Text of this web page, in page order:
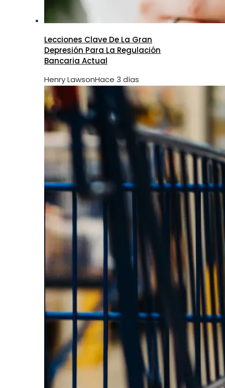
Lecciones Clave De La Gran
Depresión Para La Regulación
Bancaria Actual
Henry LawsonHace 3 días